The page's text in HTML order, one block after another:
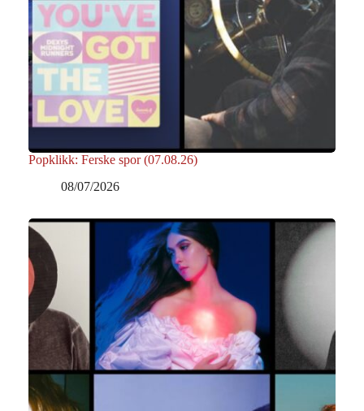
Popklikk: Ferske spor (07.08.26)
08/07/2026